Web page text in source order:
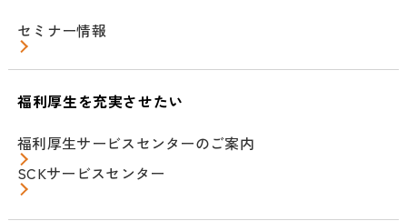
セミナー情報
福利厚生を充実させたい
福利厚生サービスセンターのご案内
SCKサービスセンター